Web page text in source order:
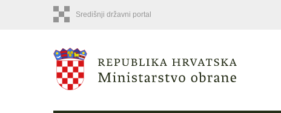
Središnji državni portal